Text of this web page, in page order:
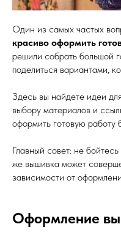
Один из самых частых
красиво оформить
решили собрать большой
поделиться вариантами,
Здесь вы найдете идеи
выбору материалов и
оформить готовую работу
Главный совет: не
же вышивка может
зависимости от
Оформление